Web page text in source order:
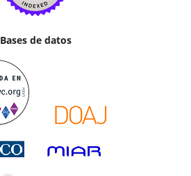
Bases de datos